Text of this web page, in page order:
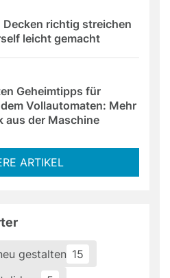
Decken richtig streichen
leicht gemacht
Geheimtipps für
Vollautomaten: Mehr
aus der Maschine
ARTIKEL
gestalten 15